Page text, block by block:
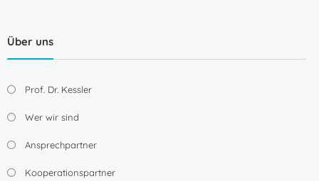
Über uns
Prof. Dr. Kessler
Wer wir sind
Ansprechpartner
Kooperationspartner